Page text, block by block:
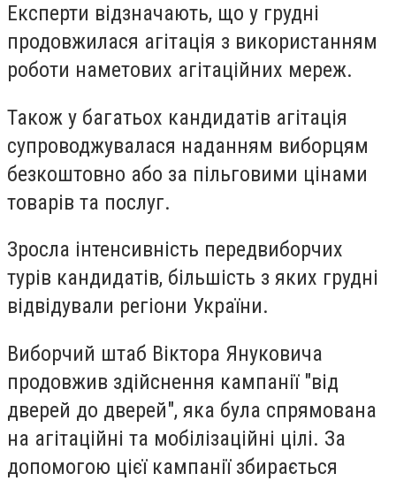
Експерти відзначають, що у грудні
продовжилася агітація з використанням
роботи наметових агітаційних мереж.
Також у багатьох кандидатів агітація
супроводжувалася наданням виборцям
безкоштовно або за пільговими цінами
товарів та послуг.
Зросла інтенсивність передвиборчих
турів кандидатів, більшість з яких грудні
відвідували регіони України.
Виборчий штаб Віктора Януковича
продовжив здійснення кампанії "від
дверей до дверей", яка була спрямована
на агітаційні та мобілізаційні цілі. За
допомогою цієї кампанії збирається